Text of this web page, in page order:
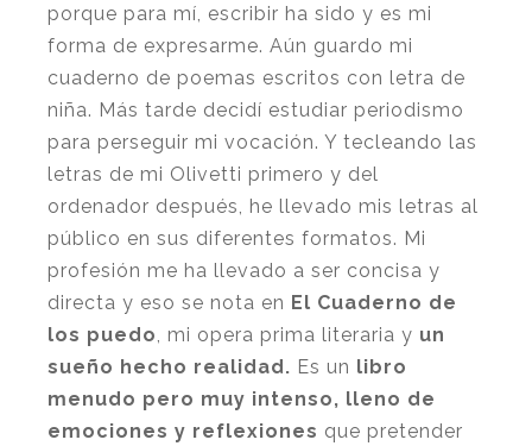
porque para mí, escribir ha sido y es mi
forma de expresarme. Aún guardo mi
cuaderno de poemas escritos con letra de
niña. Más tarde decidí estudiar periodismo
para perseguir mi vocación. Y tecleando las
letras de mi Olivetti primero y del
ordenador después, he llevado mis letras al
público en sus diferentes formatos. Mi
profesión me ha llevado a ser concisa y
directa y eso se nota en El Cuaderno de
los puedo
, mi opera prima literaria y un
sueño hecho realidad. Es un libro
menudo pero muy intenso, lleno de
emociones y reflexiones que pretender